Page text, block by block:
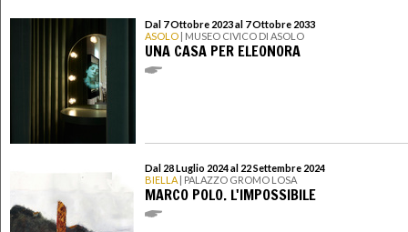
Dal 7 Ottobre 2023 al 7 Ottobre 2033
ASOLO | MUSEO CIVICO DI ASOLO
UNA CASA PER ELEONORA
Dal 28 Luglio 2024 al 22 Settembre 2024
BIELLA | PALAZZO GROMO LOSA
MARCO POLO. L'IMPOSSIBILE